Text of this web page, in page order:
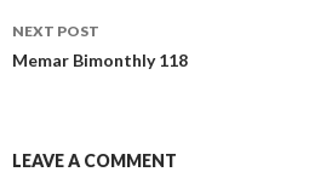
NEXT POST
Memar Bimonthly 118
LEAVE A COMMENT